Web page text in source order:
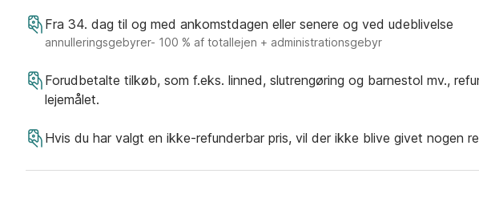
Fra 34. dag til og med ankomstdagen eller senere og ved udeblivelse
annulleringsgebyrer- 100 % af totallejen + administrationsgebyr
Forudbetalte tilkøb, som f.eks. linned, slutrengøring og barnestol mv.,
lejemålet.
Hvis du har valgt en ikke-refunderbar pris, vil der ikke blive givet nogen